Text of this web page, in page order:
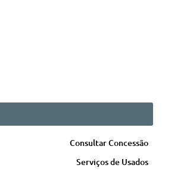
Consultar Concessão
Serviços de Usados